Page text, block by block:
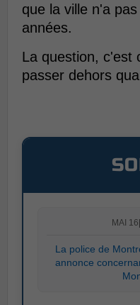
que la ville n'a
années.
La question, c'est
passer dehors
MAI 16|
La police de
annonce